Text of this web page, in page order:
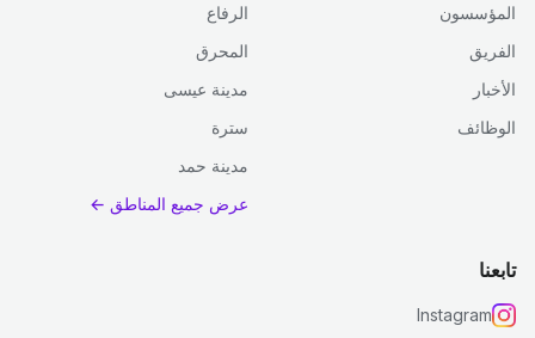
المؤسسون
الفريق
الأخبار
الوظائف
الرفاع
المحرق
مدينة عيسى
سترة
مدينة حمد
عرض جميع المناطق ←
تابعنا
Instagram